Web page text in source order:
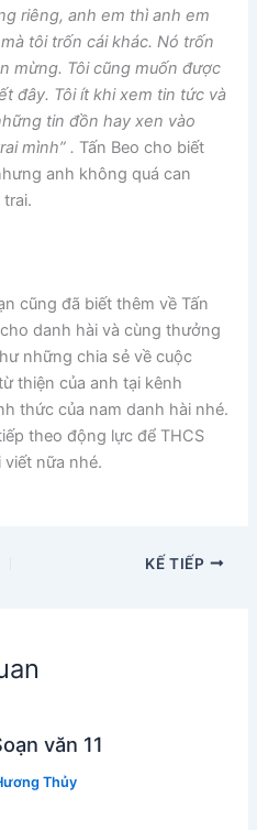
riêng, anh em thì anh em
tôi trốn cái khác. Nó trốn
mừng. Tôi cũng muốn được
đây. Tôi ít khi xem tin tức và
tin đồn hay xen vào
mình” . Tấn Beo cho biết
anh không quá can
cũng đã biết thêm về Tấn
danh hài và cùng thưởng
những chia sẻ về cuộc
thiện của anh tại kênh
thức của nam danh hài nhé.
theo động lực để THCS
viết nữa nhé.
KẾ TIẾP
văn 11
Thủy